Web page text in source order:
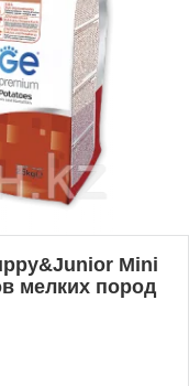
Mini
мелких пород